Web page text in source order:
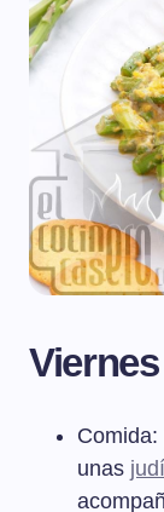
Viernes
unas